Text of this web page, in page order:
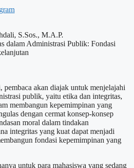
S.Sos., M.A.P.
dalam Administrasi Publik: Fondasi
pembaca akan diajak untuk menjelajahi
publik, yaitu etika dan integritas,
membangun kepemimpinan yang
dengan cermat konsep-konsep
moral dalam tindakan
integritas yang kuat dapat menjadi
fondasi kepemimpinan yang
untuk para mahasiswa yang sedang